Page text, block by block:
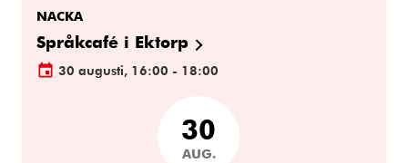
NACKA
Språkcafé i Ektorp
30 augusti, 16:00 - 18:00
30
AUG.